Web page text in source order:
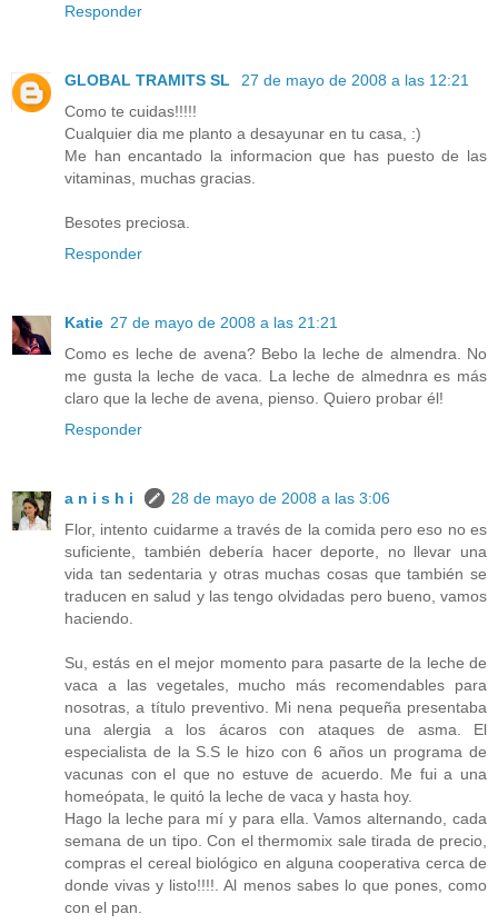
Responder
GLOBAL TRAMITS SL
27 de mayo de 2008 a las 12:21
Como te cuidas!!!!!
Cualquier dia me planto a desayunar en tu casa, :)
Me han encantado la informacion que has puesto de las
vitaminas, muchas gracias.
Besotes preciosa.
Responder
Katie 27 de mayo de 2008 a las 21:21
Como es leche de avena? Bebo la leche de almendra. No
me gusta la leche de vaca. La leche de almednra es más
claro que la leche de avena, pienso. Quiero probar él!
Responder
a n i s h i
28 de mayo de 2008 a las 3:06
Flor, intento cuidarme a través de la comida pero eso no es
suficiente, también debería hacer deporte, no llevar una
vida tan sedentaria y otras muchas cosas que también se
traducen en salud y las tengo olvidadas pero bueno, vamos
haciendo.
Su, estás en el mejor momento para pasarte de la leche de
vaca a las vegetales, mucho más recomendables para
nosotras, a título preventivo. Mi nena pequeña presentaba
una alergia a los ácaros con ataques de asma. El
especialista de la S.S le hizo con 6 años un programa de
vacunas con el que no estuve de acuerdo. Me fui a una
homeópata, le quitó la leche de vaca y hasta hoy.
Hago la leche para mí y para ella. Vamos alternando, cada
semana de un tipo. Con el thermomix sale tirada de precio,
compras el cereal biológico en alguna cooperativa cerca de
donde vivas y listo!!!!. Al menos sabes lo que pones, como
con el pan.